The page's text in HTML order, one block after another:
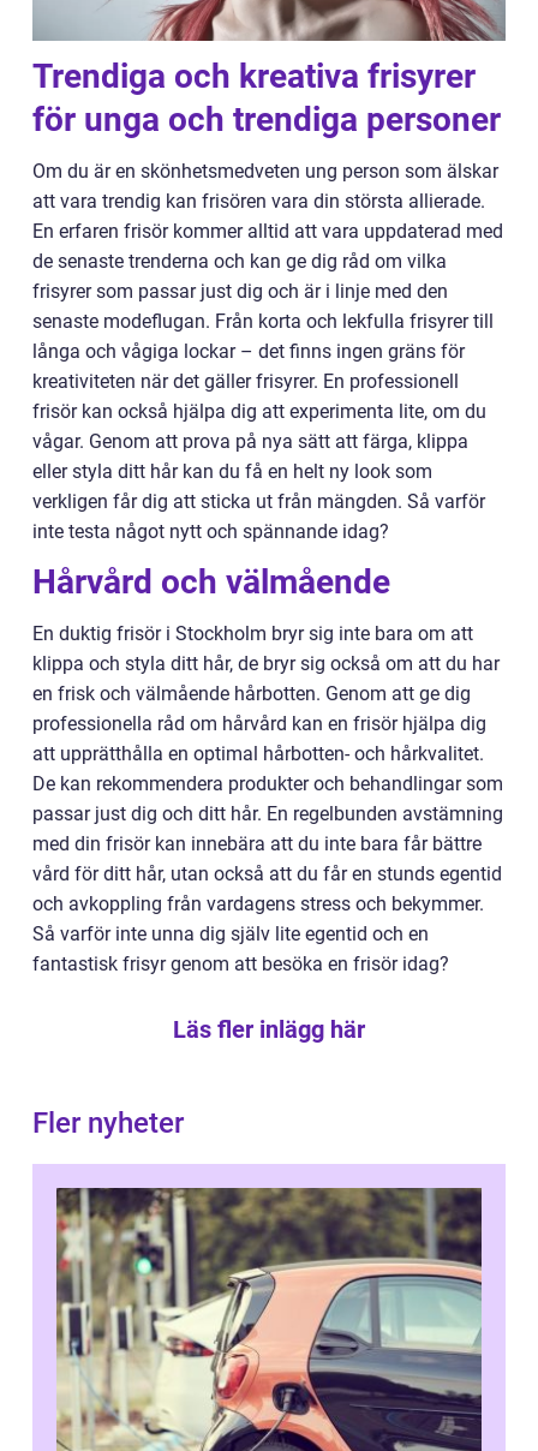
Trendiga och kreativa frisyrer
för unga och trendiga personer
Om du är en skönhetsmedveten ung person som älskar
att vara trendig kan frisören vara din största allierade.
En erfaren frisör kommer alltid att vara uppdaterad med
de senaste trenderna och kan ge dig råd om vilka
frisyrer som passar just dig och är i linje med den
senaste modeflugan. Från korta och lekfulla frisyrer till
långa och vågiga lockar – det finns ingen gräns för
kreativiteten när det gäller frisyrer. En professionell
frisör kan också hjälpa dig att experimenta lite, om du
vågar. Genom att prova på nya sätt att färga, klippa
eller styla ditt hår kan du få en helt ny look som
verkligen får dig att sticka ut från mängden. Så varför
inte testa något nytt och spännande idag?
Hårvård och välmående
En duktig frisör i Stockholm bryr sig inte bara om att
klippa och styla ditt hår, de bryr sig också om att du har
en frisk och välmående hårbotten. Genom att ge dig
professionella råd om hårvård kan en frisör hjälpa dig
att upprätthålla en optimal hårbotten- och hårkvalitet.
De kan rekommendera produkter och behandlingar som
passar just dig och ditt hår. En regelbunden avstämning
med din frisör kan innebära att du inte bara får bättre
vård för ditt hår, utan också att du får en stunds egentid
och avkoppling från vardagens stress och bekymmer.
Så varför inte unna dig själv lite egentid och en
fantastisk frisyr genom att besöka en frisör idag?
Läs fler inlägg här
Fler nyheter